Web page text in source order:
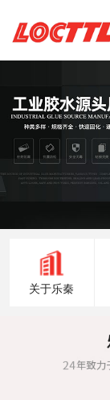
关于乐秦